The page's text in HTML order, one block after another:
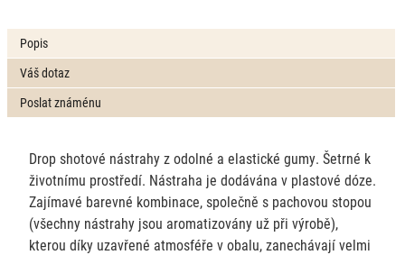
Popis
Váš dotaz
Poslat známénu
Drop shotové nástrahy z odolné a elastické gumy. Šetrné k
životnímu prostředí. Nástraha je dodávána v plastové dóze.
Zajímavé barevné kombinace, společně s pachovou stopou
(všechny nástrahy jsou aromatizovány už při výrobě),
kterou díky uzavřené atmosféře v obalu, zanechávají velmi